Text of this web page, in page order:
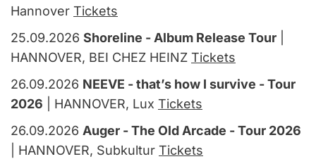
Hannover Tickets
25.09.2026 Shoreline - Album Release Tour
HANNOVER, BEI CHEZ HEINZ Tickets
26.09.2026 NEEVE - that’s how I survive - Tour
2026 | HANNOVER, Lux Tickets
26.09.2026 Auger - The Old Arcade - Tour 2026
| HANNOVER, Subkultur Tickets